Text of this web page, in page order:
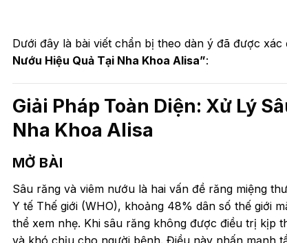
Dưới đây là bài viết chẩn bị theo dàn ý đã được
Nướu Hiệu Quả Tại Nha Khoa Alisa”:
Giải Pháp Toàn Diện: Xử Lý
Nha Khoa Alisa
MỞ BÀI
Sâu răng và viêm nướu là hai vấn đề răng miệng
Y tế Thế giới (WHO), khoảng 48% dân số thế giới
thể xem nhẹ. Khi sâu răng không được điều trị kịp
và khó chịu cho người bệnh. Điều này nhấn mạnh